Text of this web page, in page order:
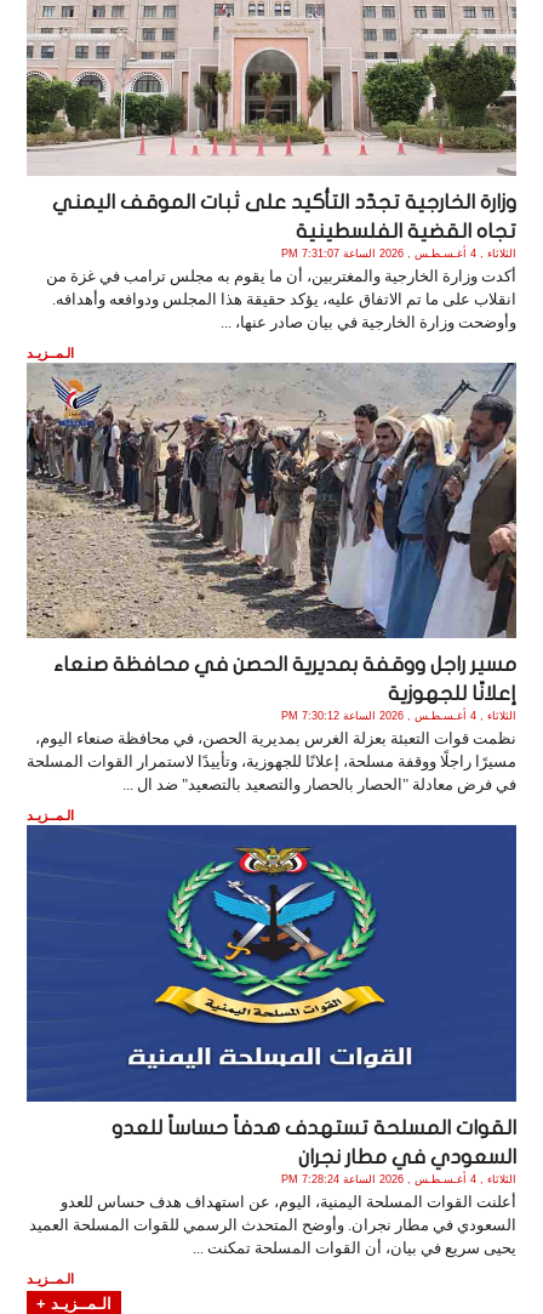
وزارة الخارجية تجدّد التأكيد على ثبات الموقف اليمني
تجاه القضية الفلسطينية
الثلاثاء , 4 أغـسـطـس , 2026 الساعة 7:31:07 PM
أكدت وزارة الخارجية والمغتربين، أن ما يقوم به مجلس ترامب في غزة من
انقلاب على ما تم الاتفاق عليه، يؤكد حقيقة هذا المجلس ودوافعه وأهدافه.
وأوضحت وزارة الخارجية في بيان صادر عنها، ...
الـمــزيـد
مسير راجل ووقفة بمديرية الحصن في محافظة صنعاء
إعلانًا للجهوزية
الثلاثاء , 4 أغـسـطـس , 2026 الساعة 7:30:12 PM
نظمت قوات التعبئة بعزلة الغرس بمديرية الحصن، في محافظة صنعاء اليوم،
مسيرًا راجلًا ووقفة مسلحة، إعلانًا للجهوزية، وتأييدًا لاستمرار القوات المسلحة
في فرض معادلة "الحصار بالحصار والتصعيد بالتصعيد" ضد ال ...
الـمــزيـد
القوات المسلحة تستهدف هدفاً حساساً للعدو
السعودي في مطار نجران
الثلاثاء , 4 أغـسـطـس , 2026 الساعة 7:28:24 PM
أعلنت القوات المسلحة اليمنية، اليوم، عن استهداف هدف حساس للعدو
السعودي في مطار نجران. وأوضح المتحدث الرسمي للقوات المسلحة العميد
يحيى سريع في بيان، أن القوات المسلحة تمكنت ...
الـمــزيـد
الـمــزيـد +